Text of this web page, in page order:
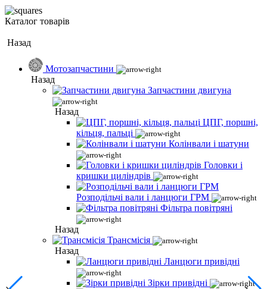
Каталог товарів
Назад
Мотозапчастини
Назад
Запчастини двигуна
Назад
ЦПГ, поршні,
кільця, пальці
Колінвали і шатуни
Головки і
кришки циліндрів
Розподільчі вали і ланцюги ГРМ
Фільтра повітряні
Назад
Трансмісія
Назад
Ланцюги привідні
Зірки привідні